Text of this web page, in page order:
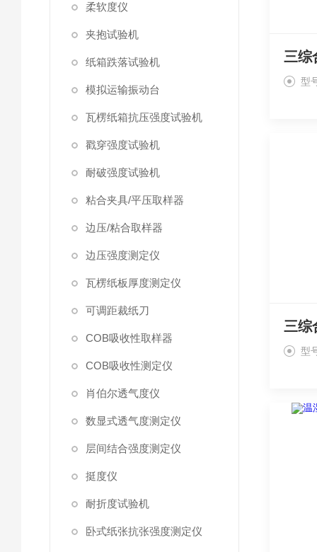
柔软度仪
夹抱试验机
纸箱跌落试验机
模拟运输振动台
瓦楞纸箱抗压强度试验机
戳穿强度试验机
耐破强度试验机
粘合夹具/平压取样器
边压/粘合取样器
边压强度测定仪
瓦楞纸板厚度测定仪
可调距裁纸刀
COB吸收性取样器
COB吸收性测定仪
肖伯尔透气度仪
数显式透气度测定仪
层间结合强度测定仪
挺度仪
耐折度试验机
卧式纸张抗张强度测定仪
三综
型
三综
型